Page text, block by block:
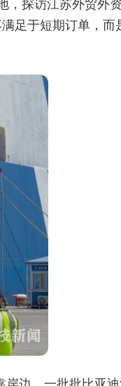
，探访江苏外贸外资
足于短期订单，而